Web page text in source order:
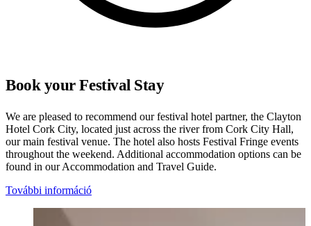
Book your Festival Stay
We are pleased to recommend our festival hotel partner, the Clayton
Hotel Cork City, located just across the river from Cork City Hall,
our main festival venue. The hotel also hosts Festival Fringe events
throughout the weekend. Additional accommodation options can be
found in our Accommodation and Travel Guide.
További információ